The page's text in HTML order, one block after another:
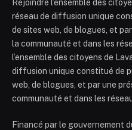
Rejoindre l’ensemble des
réseau de diffusion unique
de sites web, de blogues, et
la communauté et dans les
l’ensemble des citoyens de
diffusion unique constitué de
web, de blogues, et par une
communauté et dans les
Financé par le gouvernement